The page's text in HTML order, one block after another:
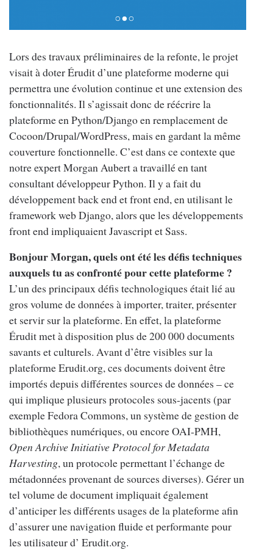
Lors des travaux préliminaires de la refonte, le projet
visait à doter Érudit d’une plateforme moderne qui
permettra une évolution continue et une extension des
fonctionnalités. Il s’agissait donc de réécrire la
plateforme en Python/Django en remplacement de
Cocoon/Drupal/WordPress, mais en gardant la même
couverture fonctionnelle. C’est dans ce contexte que
notre expert Morgan Aubert a travaillé en tant
consultant développeur Python. Il y a fait du
développement back end et front end, en utilisant le
framework web Django, alors que les développements
front end impliquaient Javascript et Sass.
Bonjour Morgan, quels ont été les défis techniques
auxquels tu as confronté pour cette plateforme ?
L’un des principaux défis technologiques était lié au
gros volume de données à importer, traiter, présenter
et servir sur la plateforme. En effet, la plateforme
Érudit met à disposition plus de 200 000 documents
savants et culturels. Avant d’être visibles sur la
plateforme Erudit.org, ces documents doivent être
importés depuis différentes sources de données – ce
qui implique plusieurs protocoles sous-jacents (par
exemple Fedora Commons, un système de gestion de
bibliothèques numériques, ou encore OAI-PMH,
Open Archive Initiative Protocol for Metadata
Harvesting, un protocole permettant l’échange de
métadonnées provenant de sources diverses). Gérer un
tel volume de document impliquait également
d’anticiper les différents usages de la plateforme afin
d’assurer une navigation fluide et performante pour
les utilisateur d’ Erudit.org.